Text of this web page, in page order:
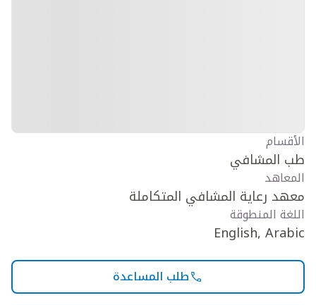
الأقسام
طب المشافي
المعاهد
معهد رعاية المشافي المتكاملة
اللغة المنطوقة
English, Arabic
طلب المساعدة